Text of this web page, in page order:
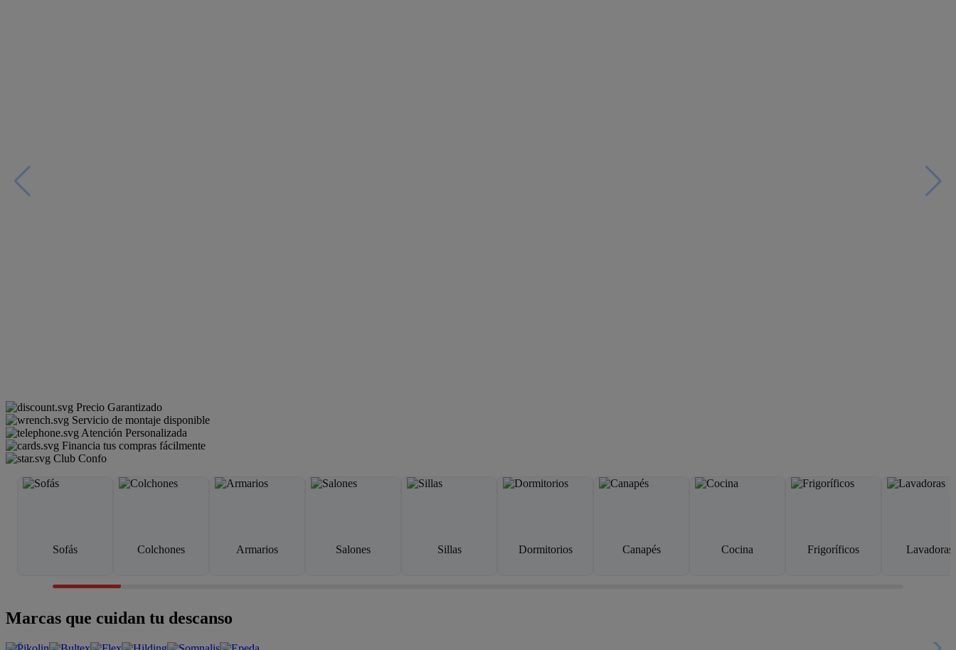
Precio Garantizado
Servicio de montaje disponible
Atención Personalizada
Financia tus compras fácilmente
Club Confo
Sofás Colchones Armarios Salones Sillas Dormitorios Canapés Cocina Frigoríficos Lavadoras
Marcas que cuidan tu descanso